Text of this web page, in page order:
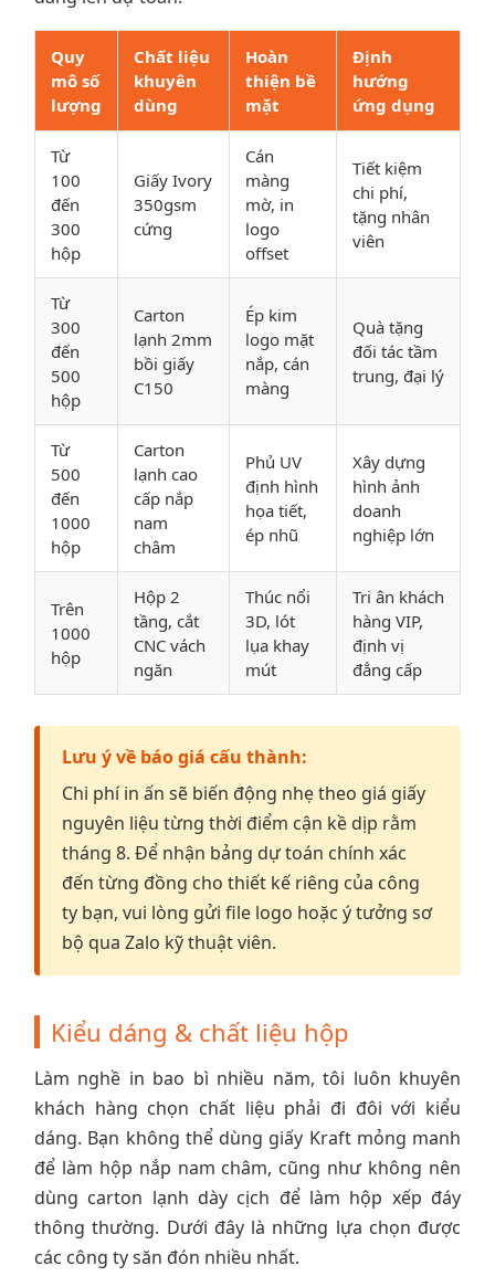
Quy
mô số
lượng
Chất liệu
khuyên
dùng
Hoàn
thiện bề
mặt
Định
hướng
ứng dụng
Từ
100
đến
300
hộp
Giấy Ivory
350gsm
cứng
Cán
màng
mờ, in
logo
offset
Tiết kiệm
chi phí,
tặng nhân
viên
Từ
300
đến
500
hộp
Carton
lạnh 2mm
bồi giấy
C150
Ép kim
logo mặt
nắp, cán
màng
Quà tặng
đối tác tầm
trung, đại lý
Từ
500
đến
1000
hộp
Carton
lạnh cao
cấp nắp
nam
châm
Phủ UV
định hình
họa tiết,
ép nhũ
Xây dựng
hình ảnh
doanh
nghiệp lớn
Trên
1000
hộp
Hộp 2
tầng, cắt
CNC vách
ngăn
Thúc nổi
3D, lót
lụa khay
mút
Tri ân khách
hàng VIP,
định vị
đẳng cấp
Lưu ý về báo giá cấu thành:
Chi phí in ấn sẽ biến động nhẹ theo giá giấy
nguyên liệu từng thời điểm cận kề dịp rằm
tháng 8. Để nhận bảng dự toán chính xác
đến từng đồng cho thiết kế riêng của công
ty bạn, vui lòng gửi file logo hoặc ý tưởng sơ
bộ qua Zalo kỹ thuật viên.
Kiểu dáng & chất liệu hộp
Làm nghề in bao bì nhiều năm, tôi luôn khuyên
khách hàng chọn chất liệu phải đi đôi với kiểu
dáng. Bạn không thể dùng giấy Kraft mỏng manh
để làm hộp nắp nam châm, cũng như không nên
dùng carton lạnh dày cịch để làm hộp xếp đáy
thông thường. Dưới đây là những lựa chọn được
các công ty săn đón nhiều nhất.